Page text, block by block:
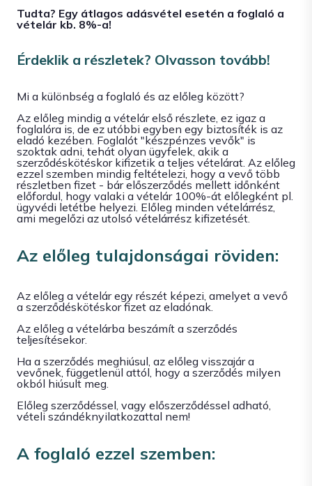
Tudta? Egy átlagos adásvétel esetén a foglaló a
vételár kb. 8%-a!
Érdeklik a részletek? Olvasson tovább!
Mi a különbség a foglaló és az előleg között?
Az előleg mindig a vételár első részlete, ez igaz a
foglalóra is, de ez utóbbi egyben egy biztosíték is az
eladó kezében. Foglalót "készpénzes vevők" is
szoktak adni, tehát olyan ügyfelek, akik a
szerződéskötéskor kifizetik a teljes vételárat. Az előleg
ezzel szemben mindig feltételezi, hogy a vevő több
részletben fizet - bár előszerződés mellett időnként
előfordul, hogy valaki a vételár 100%-át előlegként pl.
ügyvédi letétbe helyezi. Előleg minden vételárrész,
ami megelőzi az utolsó vételárrész kifizetését.
Az előleg tulajdonságai röviden:
Az előleg a vételár egy részét képezi, amelyet a vevő
a szerződéskötéskor fizet az eladónak.
Az előleg a vételárba beszámít a szerződés
teljesítésekor.
Ha a szerződés meghiúsul, az előleg visszajár a
vevőnek, függetlenül attól, hogy a szerződés milyen
okból hiúsult meg.
Előleg szerződéssel, vagy előszerződéssel adható,
vételi szándéknyilatkozattal nem!
A foglaló ezzel szemben: